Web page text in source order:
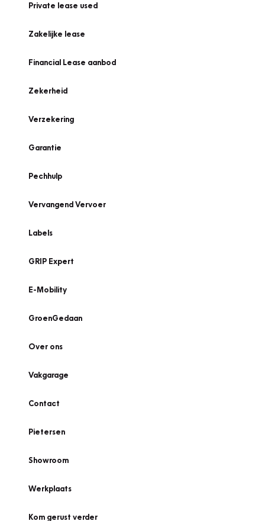
Private lease used
Zakelijke lease
Financial Lease aanbod
Zekerheid
Verzekering
Garantie
Pechhulp
Vervangend Vervoer
Labels
GRIP Expert
E-Mobility
GroenGedaan
Over ons
Vakgarage
Contact
Pietersen
Showroom
Werkplaats
Kom gerust verder